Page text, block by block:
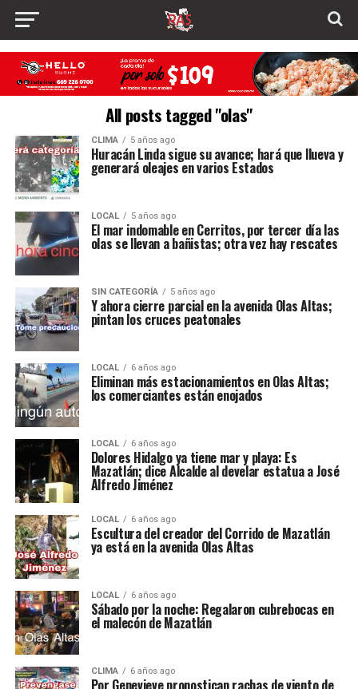
All posts tagged "olas"
CLIMA 5 años ago
Huracán Linda sigue su avance; hará que llueva y
generará oleajes en varios Estados
LOCAL 5 años ago
El mar indomable en Cerritos, por tercer día las
olas se llevan a bañistas; otra vez hay rescates
SIN CATEGORÍA 5 años ago
Y ahora cierre parcial en la avenida Olas Altas;
pintan los cruces peatonales
LOCAL 6 años ago
Eliminan más estacionamientos en Olas Altas;
los comerciantes están enojados
LOCAL 6 años ago
Dolores Hidalgo ya tiene mar y playa: Es
Mazatlán; dice Alcalde al develar estatua a José
Alfredo Jiménez
LOCAL 6 años ago
Escultura del creador del Corrido de Mazatlán
ya está en la avenida Olas Altas
LOCAL 6 años ago
Sábado por la noche: Regalaron cubrebocas en
el malecón de Mazatlán
CLIMA 6 años ago
Por Genevieve pronostican rachas de viento de